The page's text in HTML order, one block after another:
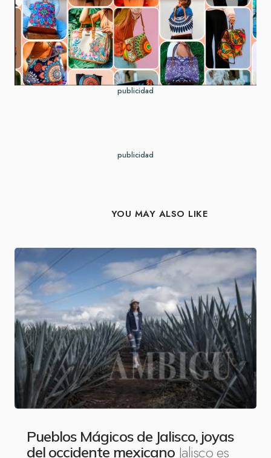
publicidad
publicidad
YOU MAY ALSO LIKE
Pueblos Mágicos de Jalisco, joyas
del occidente mexicano Jalisco es